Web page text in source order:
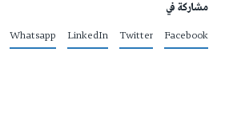
مشاركة في
Facebook
Twitter
LinkedIn
Whatsapp